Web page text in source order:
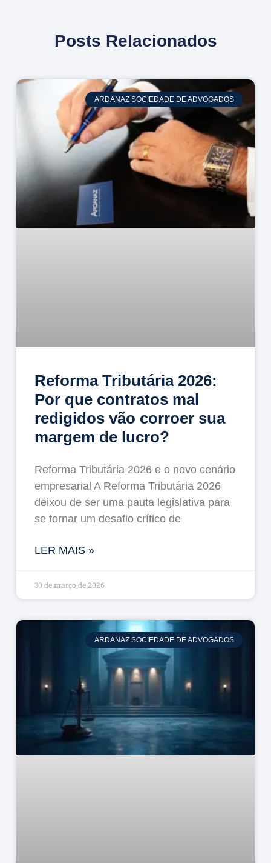
Posts Relacionados
ARDANAZ SOCIEDADE DE ADVOGADOS
Reforma Tributária 2026:
Por que contratos mal
redigidos vão corroer sua
margem de lucro?
Reforma Tributária 2026 e o novo cenário
empresarial A Reforma Tributária 2026
deixou de ser uma pauta legislativa para
se tornar um desafio crítico de
LER MAIS »
30 de março de 2026
ARDANAZ SOCIEDADE DE ADVOGADOS